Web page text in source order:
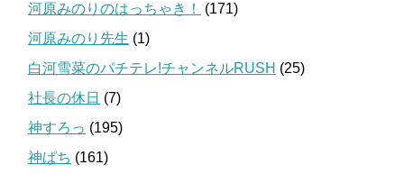
河原みのりのはっちゃき！
(171)
河原みのり先生 (1)
白河雪菜のパチテレ!チャンネルRUSH (25)
社長の休日 (7)
神すろっ (195)
神ぱち (161)